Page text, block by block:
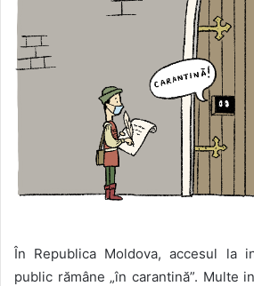
În Republica Moldova, accesul la
public rămâne „în carantină”. Multe